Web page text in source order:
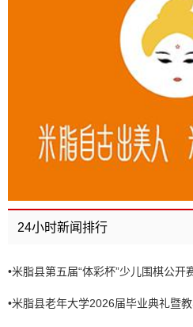
24小时新闻排行
•米脂县第五届“体彩杯”少儿围棋公开
•米脂县老年大学2026届毕业典礼暨